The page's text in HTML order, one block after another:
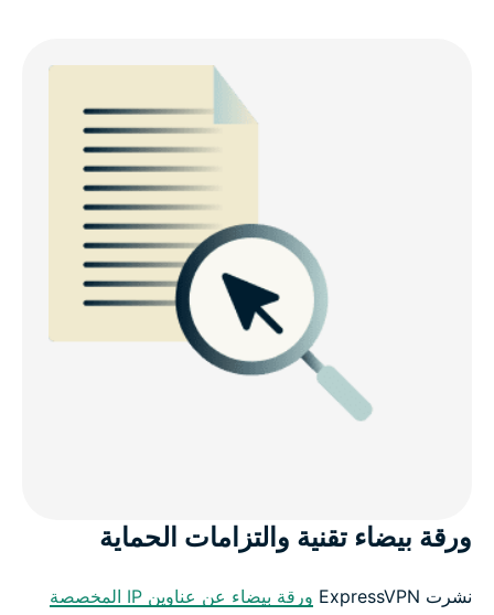
ورقة بيضاء تقنية والتزامات الحماية
نشرت ExpressVPN
ورقة بيضاء عن عناوين IP المخصصة